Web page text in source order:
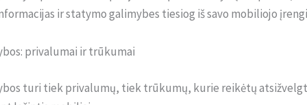
ir statymo galimybes tiesiog iš savo mobiliojo
privalumai ir trūkumai
turi tiek privalumų, tiek trūkumų, kurie reikėtų